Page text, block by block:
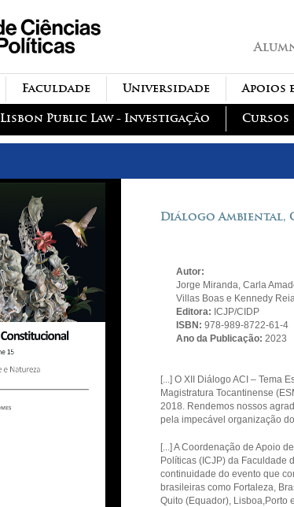
Apoios
Universidade
Faculdade
Cursos
Lisbon Public Law - Investigação
Diálogo
Autor:
Jorge Miranda, Carla
Villas Boas e Kennedy
Editora: ICJP/CIDP
ISBN:978-989-8722-61-4
Ano da Publicação: 2023
[...] O XII Diálogo ACI – Tema
Magistratura Tocantinense
2018. Rendemos nossos
pela impecável organização do
[...] A Coordenação de Apoio
Políticas (ICJP) da Faculdade
continuidade do evento que
brasileiras como Fortaleza,
Quito (Equador), Lisboa,Porto